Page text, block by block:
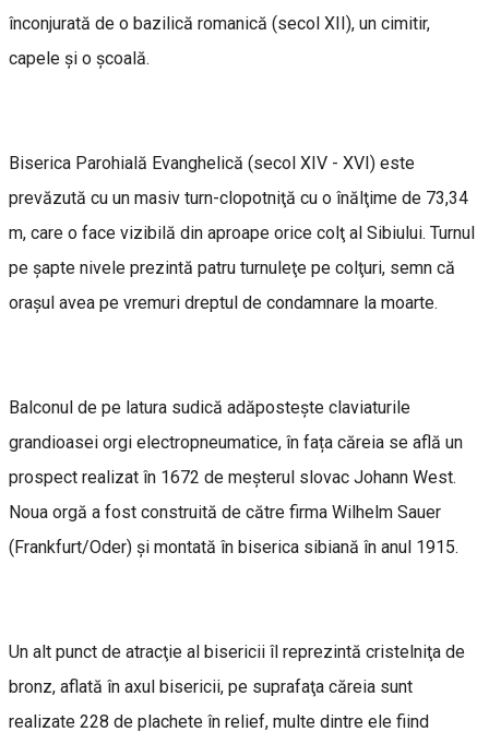
înconjurată de o bazilică romanică (secol XII), un cimitir,
capele şi o şcoală.
Biserica Parohială Evanghelică (secol XIV - XVI) este
prevăzută cu un masiv turn-clopotniţă cu o înălţime de 73,34
m, care o face vizibilă din aproape orice colţ al Sibiului. Turnul
pe şapte nivele prezintă patru turnuleţe pe colţuri, semn că
oraşul avea pe vremuri dreptul de condamnare la moarte.
Balconul de pe latura sudică adăpostește claviaturile
grandioasei orgi electropneumatice, în fața căreia se află un
prospect realizat în 1672 de meşterul slovac Johann West.
Noua orgă a fost construită de către firma Wilhelm Sauer
(Frankfurt/Oder) şi montată în biserica sibiană în anul 1915.
Un alt punct de atracţie al bisericii îl reprezintă cristelniţa de
bronz, aflată în axul bisericii, pe suprafaţa căreia sunt
realizate 228 de plachete în relief, multe dintre ele fiind